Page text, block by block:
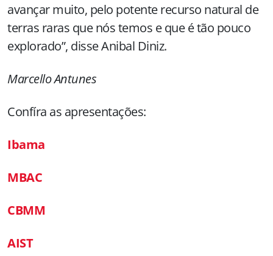
avançar muito, pelo potente recurso natural de
terras raras que nós temos e que é tão pouco
explorado”, disse Anibal Diniz.
Marcello Antunes
Confíra as apresentações:
Ibama
MBAC
CBMM
AIST